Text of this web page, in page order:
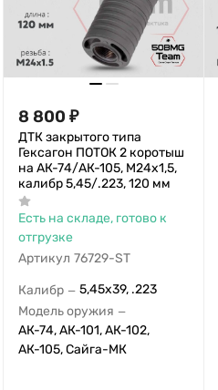
8 800 ₽
ДТК закрытого типа
Гексагон ПОТОК 2 коротыш
на АК-74/АК-105, М24х1,5,
калибр 5,45/.223, 120 мм
Есть на складе, готово к
отгрузке
Артикул 76729-ST
Калибр — 5,45х39, .223
Модель оружия —
АК-74, АК-101, АК-102,
АК-105, Сайга-МК